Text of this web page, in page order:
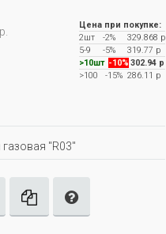
Цена при покупке:
2шт
-2%
329.868 р
5-9
-5%
319.77 р
>10шт -10% 302.94 р
>100
-15%286.11 р
"R03"